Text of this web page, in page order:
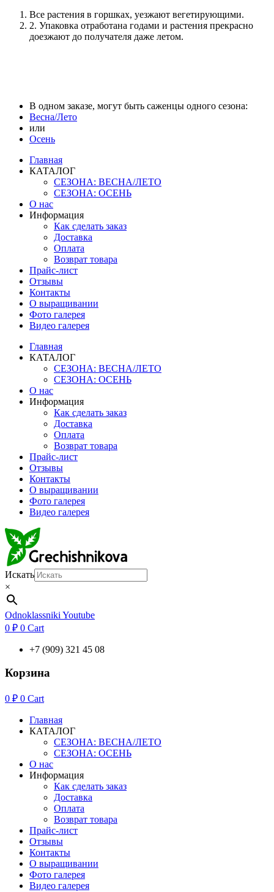
Все растения в горшках, уезжают вегетирующими.
2. Упаковка отработана годами и растения прекрасно
доезжают до получателя даже летом.
В одном заказе, могут быть саженцы одного сезона:
Весна/Лето
или
Осень
Главная
КАТАЛОГ
СЕЗОНА: ВЕСНА/ЛЕТО
СЕЗОНА: ОСЕНЬ
О нас
Информация
Как сделать заказ
Доставка
Оплата
Возврат товара
Прайс-лист
Отзывы
Контакты
О выращивании
Фото галерея
Видео галерея
Главная
КАТАЛОГ
СЕЗОНА: ВЕСНА/ЛЕТО
СЕЗОНА: ОСЕНЬ
О нас
Информация
Как сделать заказ
Доставка
Оплата
Возврат товара
Прайс-лист
Отзывы
Контакты
О выращивании
Фото галерея
Видео галерея
Искать
×
Odnoklassniki Youtube
0 ₽ 0 Cart
+7 (909) 321 45 08
Корзина
0 ₽ 0 Cart
Главная
КАТАЛОГ
СЕЗОНА: ВЕСНА/ЛЕТО
СЕЗОНА: ОСЕНЬ
О нас
Информация
Как сделать заказ
Доставка
Оплата
Возврат товара
Прайс-лист
Отзывы
Контакты
О выращивании
Фото галерея
Видео галерея